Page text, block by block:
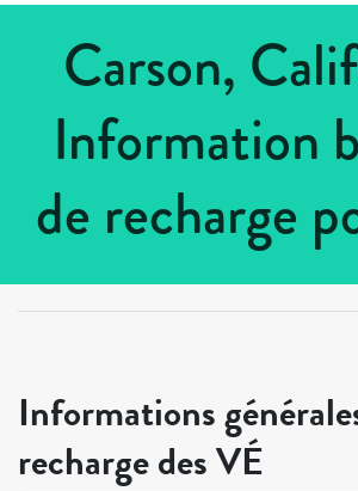
Carson,
Information
de recharge
États-Unis >
Informations
recharge des VÉ